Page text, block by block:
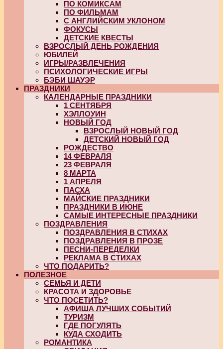
ПО КОМИКСАМ
ПО ФИЛЬМАМ
С АНГЛИЙСКИМ УКЛОНОМ
ФОКУСЫ
ДЕТСКИЕ КВЕСТЫ
ВЗРОСЛЫЙ ДЕНЬ РОЖДЕНИЯ
ЮБИЛЕЙ
ИГРЫ/РАЗВЛЕЧЕНИЯ
ПСИХОЛОГИЧЕСКИЕ ИГРЫ
БЭБИ ШАУЭР
ПРАЗДНИКИ
КАЛЕНДАРНЫЕ ПРАЗДНИКИ
1 СЕНТЯБРЯ
ХЭЛЛОУИН
НОВЫЙ ГОД
ВЗРОСЛЫЙ НОВЫЙ ГОД
ДЕТСКИЙ НОВЫЙ ГОД
РОЖДЕСТВО
14 ФЕВРАЛЯ
23 ФЕВРАЛЯ
8 МАРТА
1 АПРЕЛЯ
ПАСХА
МАЙСКИЕ ПРАЗДНИКИ
ПРАЗДНИКИ В ИЮНЕ
САМЫЕ ИНТЕРЕСНЫЕ ПРАЗДНИКИ
ПОЗДРАВЛЕНИЯ
ПОЗДРАВЛЕНИЯ В СТИХАХ
ПОЗДРАВЛЕНИЯ В ПРОЗЕ
ПЕСНИ-ПЕРЕДЕЛКИ
РЕКЛАМА В СТИХАХ
ЧТО ПОДАРИТЬ?
ПОЛЕЗНОЕ
СЕМЬЯ И ДЕТИ
КРАСОТА И ЗДОРОВЬЕ
ЧТО ПОСЕТИТЬ?
АФИША ЛУЧШИХ СОБЫТИЙ
ТУРИЗМ
ГДЕ ПОГУЛЯТЬ
КУДА СХОДИТЬ
РОМАНТИКА